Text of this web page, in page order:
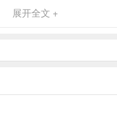
展开全文 +